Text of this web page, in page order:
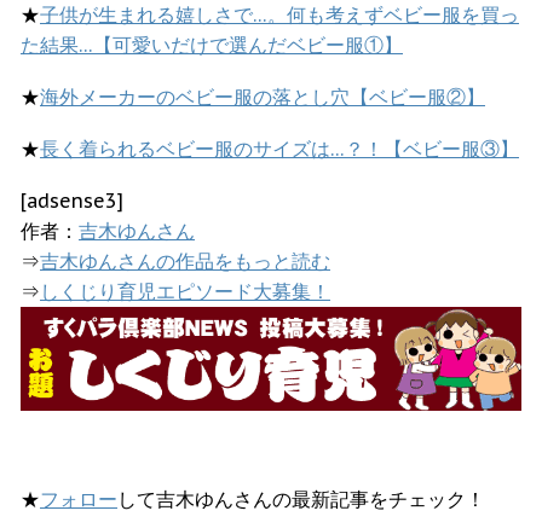
★子供が生まれる嬉しさで…。何も考えずベビー服を買っ
た結果…【可愛いだけで選んだベビー服①】
★海外メーカーのベビー服の落とし穴【ベビー服②】
★長く着られるベビー服のサイズは…？！【ベビー服③】
[adsense3]
作者： 吉木ゆんさん
⇒吉木ゆんさんの作品をもっと読む
⇒ しくじり育児エピソード大募集！
★フォロー して吉木ゆんさんの最新記事をチェック！